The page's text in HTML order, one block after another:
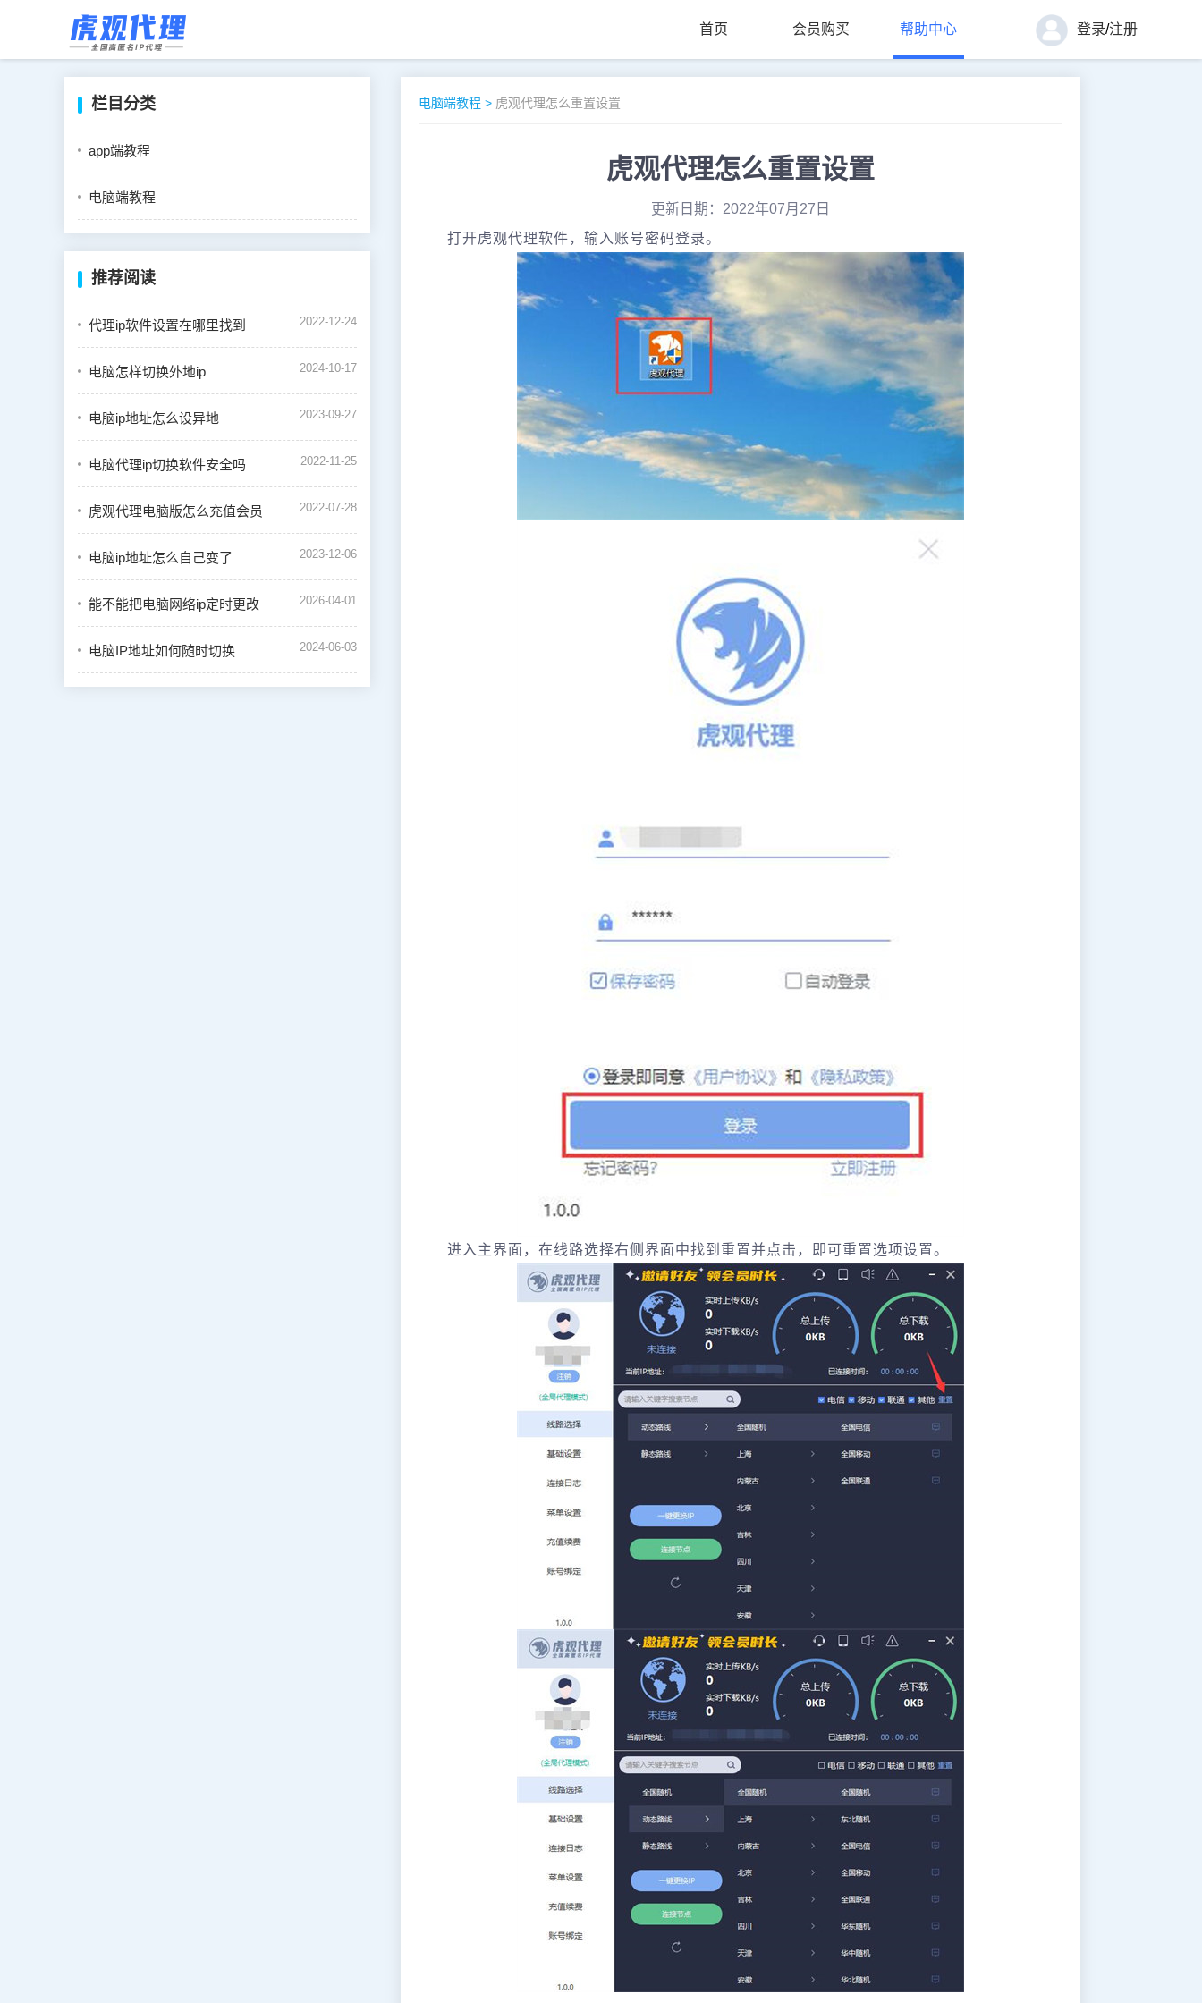
首页 会员购买 帮助中心 登录/注册
栏目分类
app端教程
电脑端教程
推荐阅读
代理ip软件设置在哪里找到 2022-12-24
电脑怎样切换外地ip 2024-10-17
电脑ip地址怎么设异地 2023-09-27
电脑代理ip切换软件安全吗 2022-11-25
虎观代理电脑版怎么充值会员 2022-07-28
电脑ip地址怎么自己变了 2023-12-06
能不能把电脑网络ip定时更改 2026-04-01
电脑IP地址如何随时切换 2024-06-03
电脑端教程 > 虎观代理怎么重置设置
虎观代理怎么重置设置
更新日期：2022年07月27日
打开虎观代理软件，输入账号密码登录。
进入主界面，在线路选择右侧界面中找到重置并点击，即可重置选项设置。